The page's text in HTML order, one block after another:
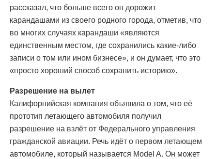
рассказал, что больше всего он дорожит
карандашами из своего родного города, отметив, что
во многих случаях карандаши «являются
единственным местом, где сохранились какие-либо
записи о том или ином бизнесе», и он думает, что это
«просто хороший способ сохранить историю».
Разрешение на вылет
Калифорнийская компания объявила о том, что её
прототип летающего автомобиля получил
разрешение на взлёт от Федерального управления
гражданской авиации. Речь идёт о первом летающем
автомобиле, который называется Model A. Он может